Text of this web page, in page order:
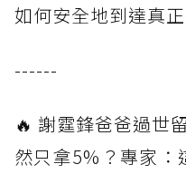
如何安全地到達真
------
🔥 謝霆鋒爸爸過世
然只拿5%？專家：